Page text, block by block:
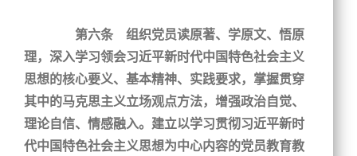
第六条 组织党员读原著、学原文、悟原
理，深入学习领会习近平新时代中国特色社会主义
思想的核心要义、基本精神、实践要求，掌握贯穿
其中的马克思主义立场观点方法，增强政治自觉、
理论自信、情感融入。建立以学习贯彻习近平新时
代中国特色社会主义思想为中心内容的党员教育教